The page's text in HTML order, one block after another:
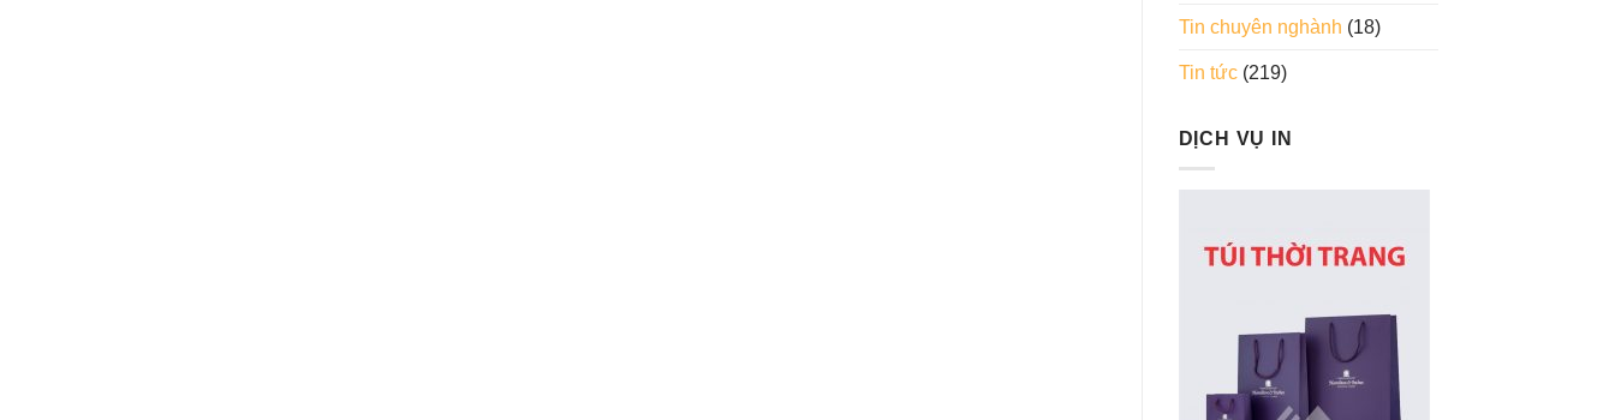
Tin chuyên nghành (18)
Tin tức(219)
DỊCH VỤ IN